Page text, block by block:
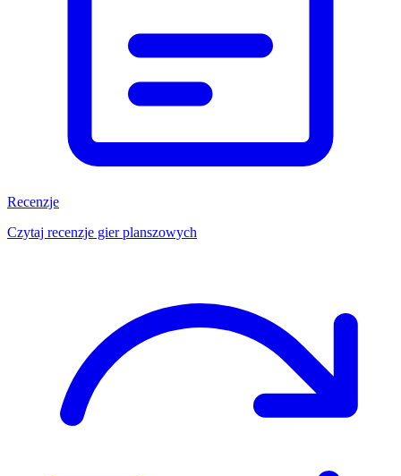
Recenzje
Czytaj recenzje gier planszowych